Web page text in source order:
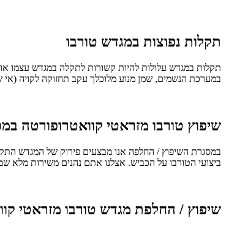
תקלות נפוצות במגדש טורבו
תקלות במגדש עלולות להיות קשורות לתקלה במגדש עצמו
במערכת הנשמים, שמן מנוע מלוכלך עקב תחזוקה לקויה (אי
שיפוץ טורבו מזראטי קוואטרופורטה
במסגרת השיפוץ / החלפה אנו מבצעים פירוק של המגדש
ביצועי הטורבו על הכביש. אצלנו אתם נהנים משירות מלא
שיפוץ / החלפת מגדש טורבו מזראטי